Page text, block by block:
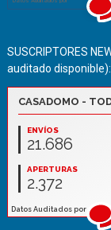
SUSCRIPTORES
auditado disponible):